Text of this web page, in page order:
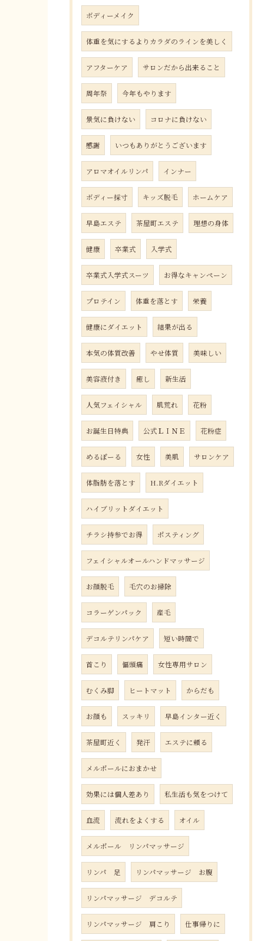
ボディーメイク
体重を気にするよりカラダのラインを美しく
アフターケア サロンだから出来ること
周年祭 今年もやります
景気に負けない コロナに負けない
感謝 いつもありがとうございます
アロマオイルリンパ インナー
ボディー採寸 キッズ脱毛 ホームケア
早島エステ 茶屋町エステ 理想の身体
健康 卒業式 入学式
卒業式入学式スーツ お得なキャンペーン
プロテイン 体重を落とす 栄養
健康にダイエット 結果が出る
本気の体質改善 やせ体質 美味しい
美容液付き 癒し 新生活
人気フェイシャル 肌荒れ 花粉
お誕生日特典 公式ＬＩＮＥ 花粉症
めるぽーる 女性 美肌 サロンケア
体脂肪を落とす H.Rダイエット
ハイブリットダイエット
チラシ持参でお得 ポスティング
フェイシャルオールハンドマッサージ
お顔脱毛 毛穴のお掃除
コラーゲンパック 産毛
デコルテリンパケア 短い時間で
首こり 偏頭痛 女性専用サロン
むくみ脚 ヒートマット からだも
お顔も スッキリ 早島インター近く
茶屋町近く 発汗 エステに頼る
メルポールにおまかせ
効果には個人差あり 私生活も気をつけて
血流 流れをよくする オイル
メルポール リンパマッサージ
リンパ 足 リンパマッサージ お腹
リンパマッサージ デコルテ
リンパマッサージ 肩こり 仕事帰りに